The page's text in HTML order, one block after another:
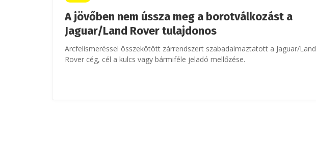
A jövőben nem ússza meg a borotválkozást a
Jaguar/Land Rover tulajdonos
Arcfelismeréssel összekötött zárrendszert szabadalmaztatott a Jaguar/Land
Rover cég, cél a kulcs vagy bármiféle jeladó mellőzése.